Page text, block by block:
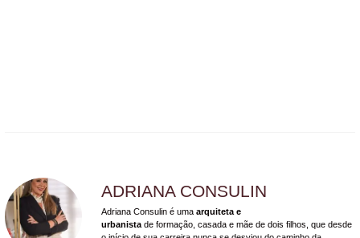
ADRIANA CONSULIN
Adriana Consulin é uma arquiteta e
urbanista de formação, casada e mãe de dois filhos, que desde